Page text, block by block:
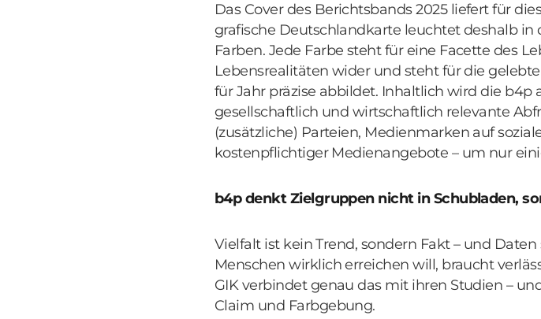
Das Cover des Berichtsbands 2025 liefert für
grafische Deutschlandkarte leuchtet deshalb
Farben. Jede Farbe steht für eine Facette des
Lebensrealitäten wider und steht für die
für Jahr präzise abbildet. Inhaltlich wird die
gesellschaftlich und wirtschaftlich relevante
(zusätzliche) Parteien, Medienmarken auf
kostenpflichtiger Medienangebote – um nur
b4p denkt Zielgruppen nicht in Schubladen,
Vielfalt ist kein Trend, sondern Fakt – und
Menschen wirklich erreichen will, braucht
GIK verbindet genau das mit ihren Studien –
Claim und Farbgebung.